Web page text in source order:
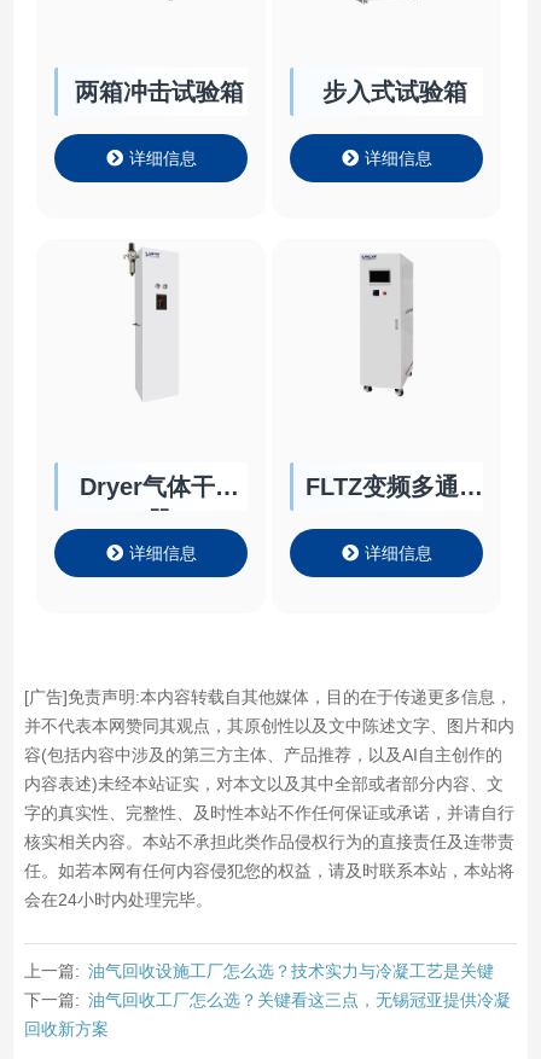
两箱冲击试验箱
详细信息
步入式试验箱
详细信息
Dryer气体干燥
详细信息
FLTZ变频多通道
详细信息
[广告]免责声明:本内容转载自其他媒体，目的在于传递更多信息，
并不代表本网赞同其观点，其原创性以及文中陈述文字、图片和内
容(包括内容中涉及的第三方主体、产品推荐，以及AI自主创作的
内容表述)未经本站证实，对本文以及其中全部或者部分内容、文
字的真实性、完整性、及时性本站不作任何保证或承诺，并请自行
核实相关内容。本站不承担此类作品侵权行为的直接责任及连带责
任。如若本网有任何内容侵犯您的权益，请及时联系本站，本站将
会在24小时内处理完毕。
上一篇: 油气回收设施工厂怎么选？技术实力与冷凝工艺是关键
下一篇: 油气回收工厂怎么选？关键看这三点，无锡冠亚提供冷凝
回收新方案